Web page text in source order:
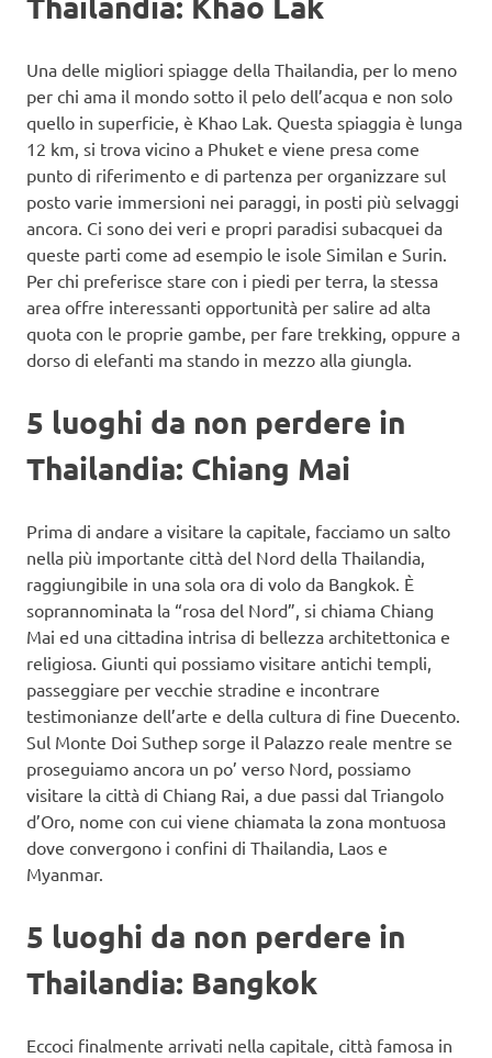
Una delle migliori spiagge della Thailandia, per lo meno
per chi ama il mondo sotto il pelo dell’acqua e non solo
quello in superficie, è Khao Lak. Questa spiaggia è lunga
12 km, si trova vicino a Phuket e viene presa come
punto di riferimento e di partenza per organizzare sul
posto varie immersioni nei paraggi, in posti più selvaggi
ancora. Ci sono dei veri e propri paradisi subacquei da
queste parti come ad esempio le isole Similan e Surin.
Per chi preferisce stare con i piedi per terra, la stessa
area offre interessanti opportunità per salire ad alta
quota con le proprie gambe, per fare trekking, oppure a
dorso di elefanti ma stando in mezzo alla giungla.
5 luoghi da non perdere in
Thailandia: Chiang Mai
Prima di andare a visitare la capitale, facciamo un salto
nella più importante città del Nord della Thailandia,
raggiungibile in una sola ora di volo da Bangkok. È
soprannominata la “rosa del Nord”, si chiama Chiang
Mai ed una cittadina intrisa di bellezza architettonica e
religiosa. Giunti qui possiamo visitare antichi templi,
passeggiare per vecchie stradine e incontrare
testimonianze dell’arte e della cultura di fine Duecento.
Sul Monte Doi Suthep sorge il Palazzo reale mentre se
proseguiamo ancora un po’ verso Nord, possiamo
visitare la città di Chiang Rai, a due passi dal Triangolo
d’Oro, nome con cui viene chiamata la zona montuosa
dove convergono i confini di Thailandia, Laos e
Myanmar.
5 luoghi da non perdere in
Thailandia: Bangkok
Eccoci finalmente arrivati nella capitale, città famosa in